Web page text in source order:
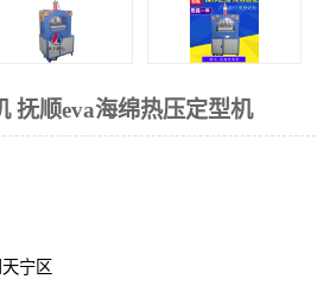
抚顺eva海绵热压定型机
宁区